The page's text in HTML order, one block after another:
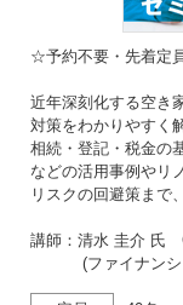
☆予約不要・先着定
近年深刻化する空き
対策をわかりやすく
相続・登記・税金の
などの活用事例やリ
リスクの回避策まで
講師：清水 圭介 氏
(ファイナンシャ